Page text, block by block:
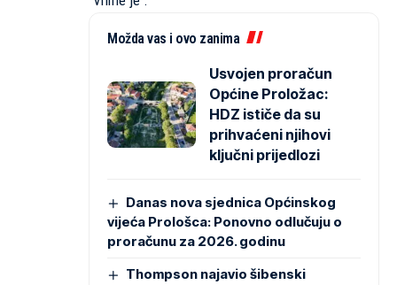
Možda vas i ovo zanima
Usvojen proračun
Općine Proložac:
HDZ ističe da su
prihvaćeni njihovi
ključni prijedlozi
Danas nova sjednica Općinskog
vijeća Prološca: Ponovno odlučuju o
proračunu za 2026. godinu
Thompson najavio šibenski